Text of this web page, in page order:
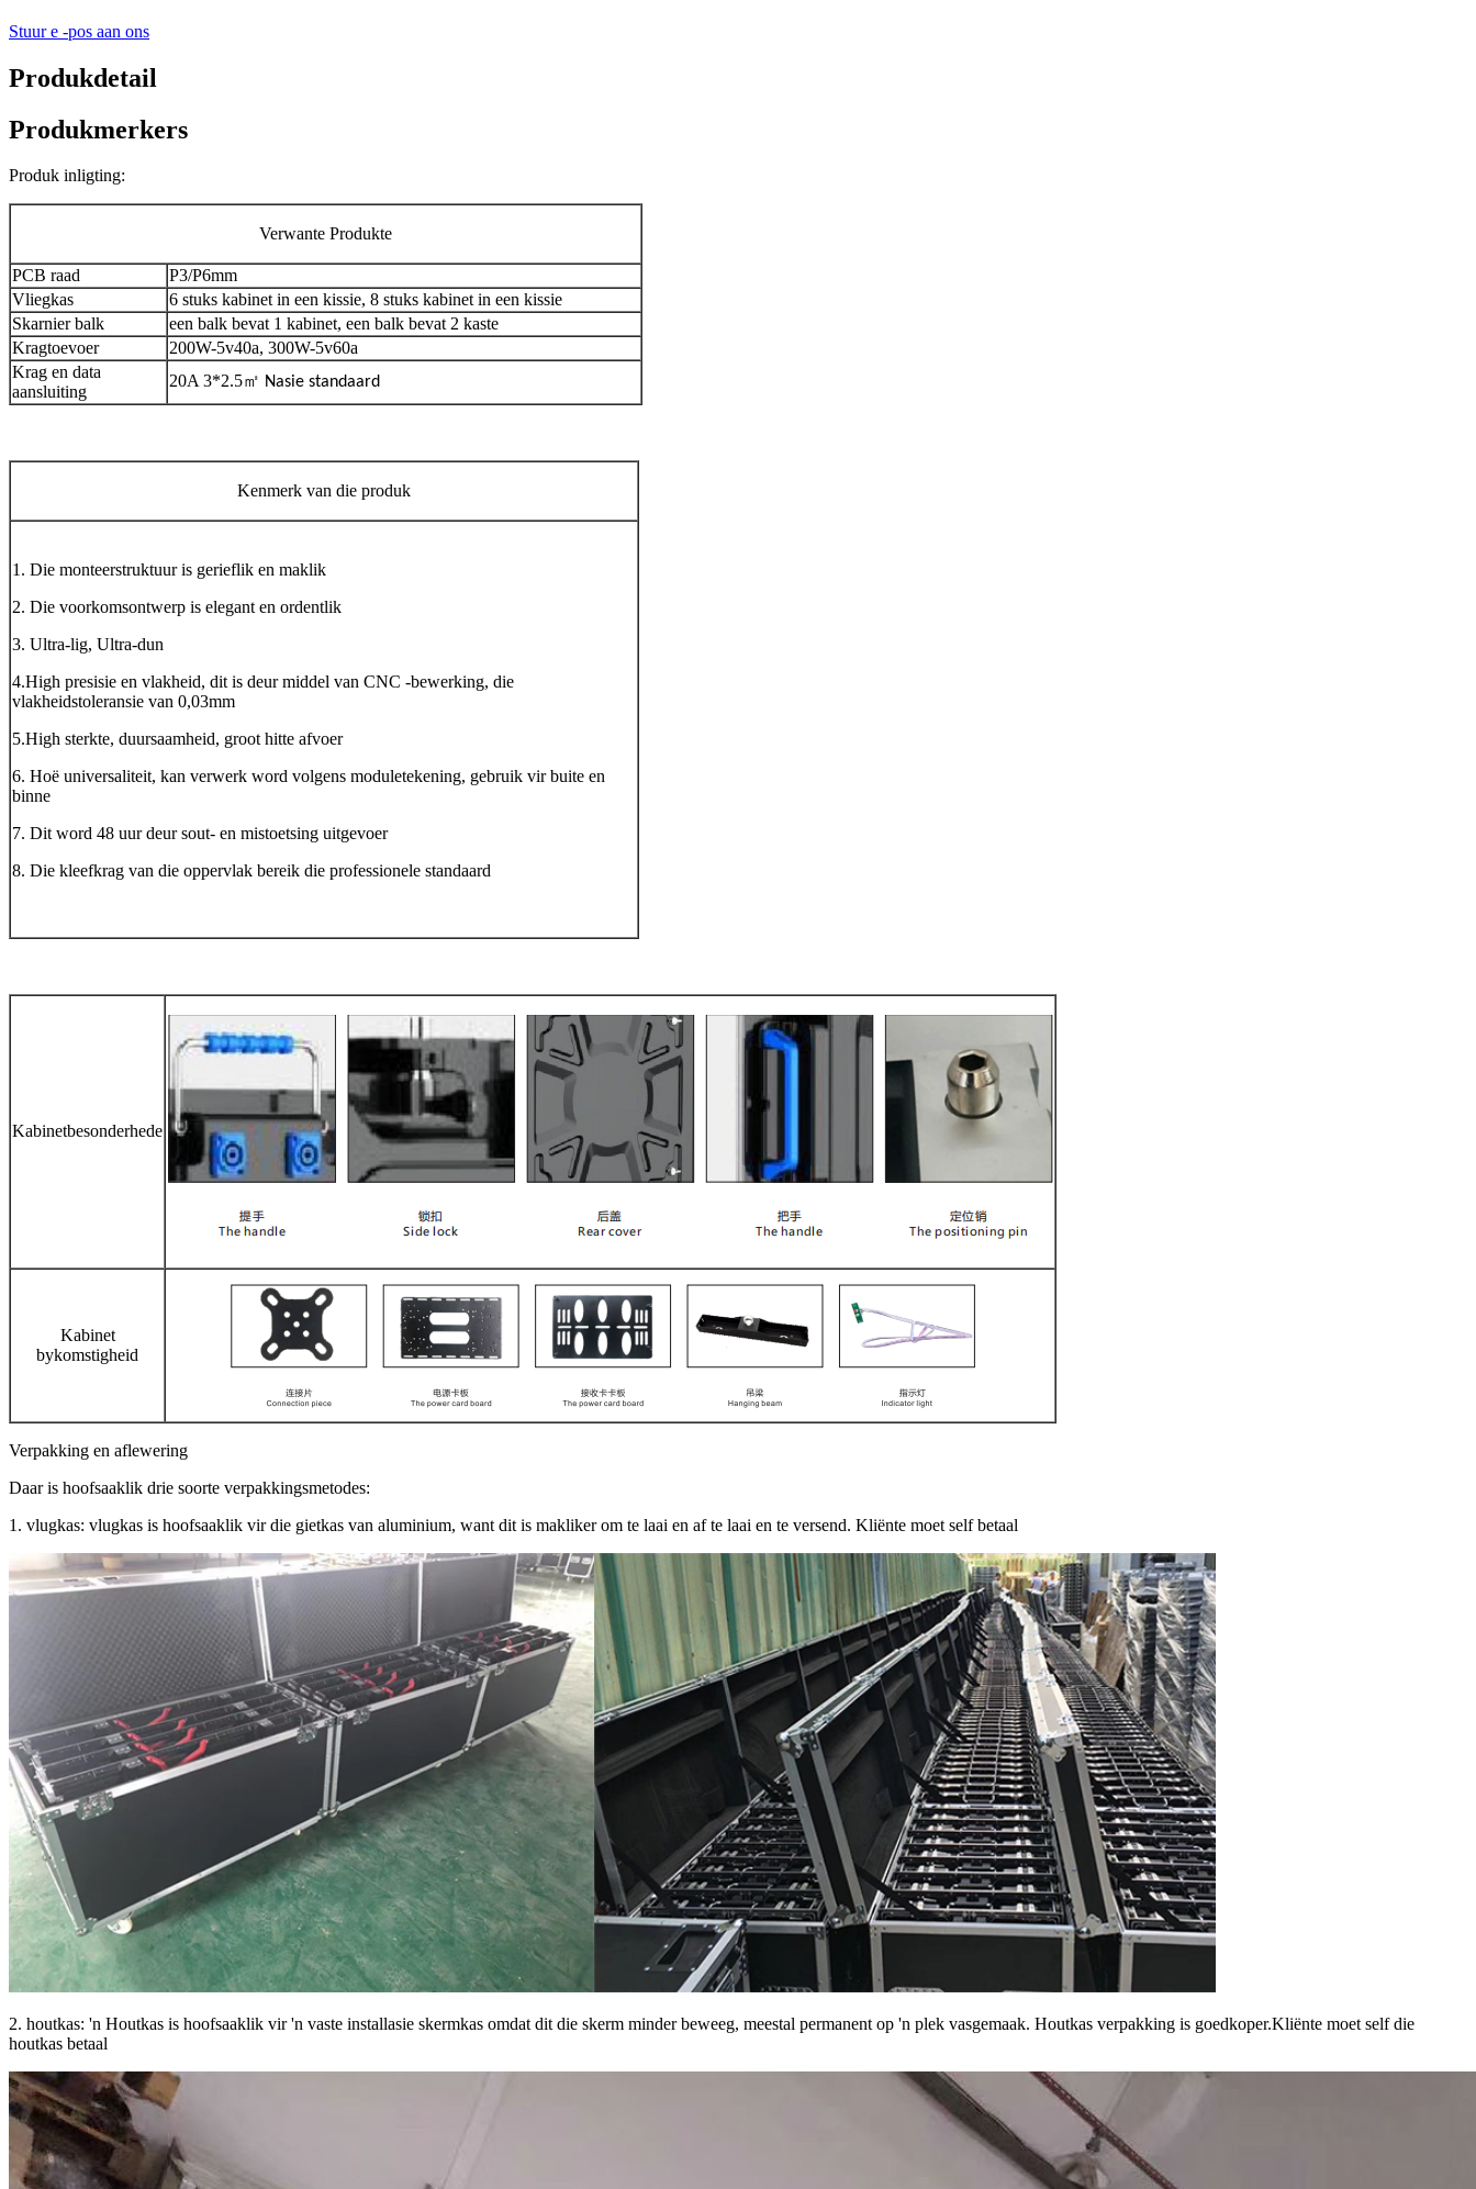
Stuur e -pos aan ons
Produkdetail
Produkmerkers
Produk inligting:
Verwante Produkte
PCB raad
P3/P6mm
Vliegkas
6 stuks kabinet in een kissie, 8 stuks kabinet in een kissie
Skarnier balk
een balk bevat 1 kabinet, een balk bevat 2 kaste
Kragtoevoer
200W-5v40a, 300W-5v60a
Krag en data
aansluiting
20A 3*2.5㎡ Nasie standaard
Kenmerk van die produk
1. Die monteerstruktuur is gerieflik en maklik
2. Die voorkomsontwerp is elegant en ordentlik
3. Ultra-lig, Ultra-dun
4.High presisie en vlakheid, dit is deur middel van CNC -bewerking, die
vlakheidstoleransie van 0,03mm
5.High sterkte, duursaamheid, groot hitte afvoer
6. Hoë universaliteit, kan verwerk word volgens moduletekening, gebruik vir buite en
binne
7. Dit word 48 uur deur sout- en mistoetsing uitgevoer
8. Die kleefkrag van die oppervlak bereik die professionele standaard
Kabinetbesonderhede
Kabinet
bykomstigheid
Verpakking en aflewering
Daar is hoofsaaklik drie soorte verpakkingsmetodes:
1. vlugkas: vlugkas is hoofsaaklik vir die gietkas van aluminium, want dit is makliker om te laai en af ​​te laai en te versend. Kliënte moet self betaal
2. houtkas: 'n Houtkas is hoofsaaklik vir 'n vaste installasie skermkas omdat dit die skerm minder beweeg, meestal permanent op 'n plek vasgemaak. Houtkas verpakking is goedkoper.Kliënte moet self die
houtkas betaal